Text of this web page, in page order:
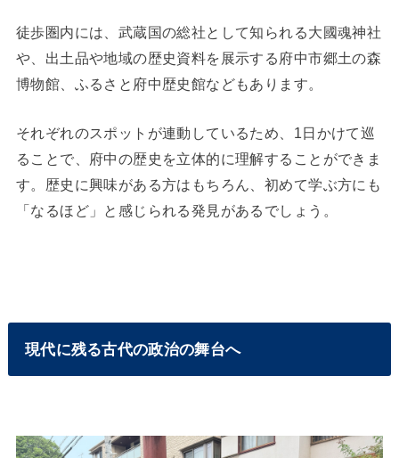
徒歩圏内には、武蔵国の総社として知られる大國魂神社
や、出土品や地域の歴史資料を展示する府中市郷土の森
博物館、ふるさと府中歴史館などもあります。
それぞれのスポットが連動しているため、1日かけて巡
ることで、府中の歴史を立体的に理解することができま
す。歴史に興味がある方はもちろん、初めて学ぶ方にも
「なるほど」と感じられる発見があるでしょう。
現代に残る古代の政治の舞台へ